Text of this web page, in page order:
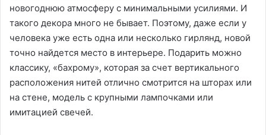
новогоднюю атмосферу с минимальными усилиями. И
такого декора много не бывает. Поэтому, даже если у
человека уже есть одна или несколько гирлянд, новой
точно найдется место в интерьере. Подарить можно
классику, «бахрому», которая за счет вертикального
расположения нитей отлично смотрится на шторах или
на стене, модель с крупными лампочками или
имитацией свечей.